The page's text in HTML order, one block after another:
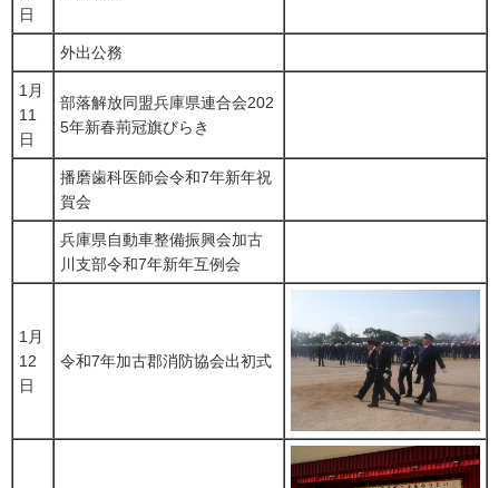
日
外出公務
1月
11
日
部落解放同盟兵庫県連合会202
5年新春荊冠旗びらき
播磨歯科医師会令和7年新年祝
賀会
兵庫県自動車整備振興会加古
川支部令和7年新年互例会
1月
12
日
令和7年加古郡消防協会出初式